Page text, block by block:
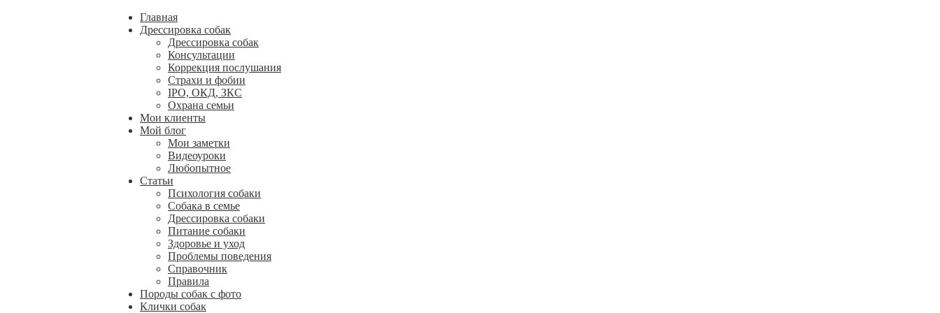
Главная
Дрессировка собак
Дрессировка собак
Консультации
Коррекция послушания
Страхи и фобии
IPO, ОКД, ЗКС
Охрана семьи
Мои клиенты
Мой блог
Мои заметки
Видеоуроки
Любопытное
Статьи
Психология собаки
Собака в семье
Дрессировка собаки
Питание собаки
Здоровье и уход
Проблемы поведения
Справочник
Правила
Породы собак с фото
Клички собак